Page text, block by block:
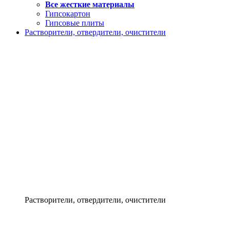
Все жесткие материалы
Гипсокартон
Гипсовые плиты
Растворители, отвердители, очистители
Растворители, отвердители, очистители